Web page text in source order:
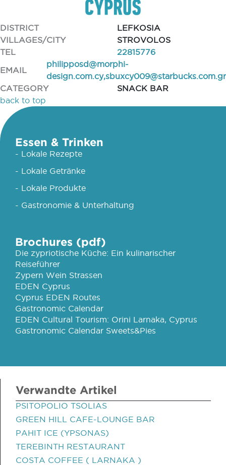
DISTRICT
LEFKOSIA
VILLAGES/CITY
STROVOLOS
TEL
22815776
EMAIL
philipposd@morphi-
design.com.cy,sbuxcy009@starbucks.com.gr
CATEGORY
SNACK BAR
back to top
Essen & Trinken
- Lokale Rezepte
- Lokale Getränke
- Lokale Produkte
- Gastronomie & Unterhaltung
Brochures (pdf)
Die zypriotische Küche: Ein kulinarischer
Reiseführer
Zypern Wein Strassen
EDEN Cyprus
Cyprus EDEN Routes
Gastronomic Calendar
EDEN Cultural Tourism: Orini Larnaka, Cyprus
Gastronomic Calendar Sweets&Pies
Verwandte Artikel
PSITOPOLIO TSOLIAS
GREEN HILL CAFE-LOUNGE BAR
PAHIT ICE (YPSONAS)
TEREBINTH RESTAURANT
COSTA COFFEE ( LARNAKA )